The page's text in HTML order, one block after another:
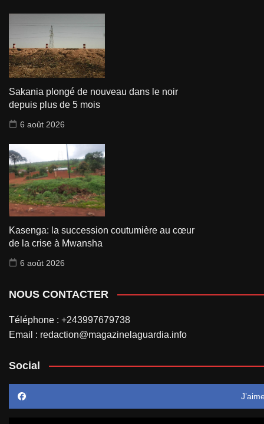
Sakania plongé de nouveau dans le noir
depuis plus de 5 mois
6 août 2026
Kasenga: la succession coutumière au cœur
de la crise à Mwansha
6 août 2026
NOUS CONTACTER
Téléphone : +243997679738
Email : redaction@magazinelaguardia.info
Social